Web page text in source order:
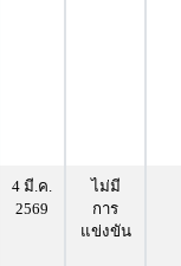
4 มี.ค.
2569
ไม่มี
การ
แข่งขัน